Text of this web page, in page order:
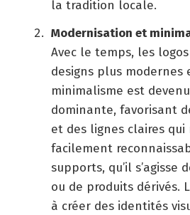
la tradition locale.
Modernisation et
Avec le temps, les
designs plus modernes
minimalisme est
dominante, favorisant
et des lignes claires
facilement
supports, qu’il s’agisse
ou de produits dérivés.
à créer des identités